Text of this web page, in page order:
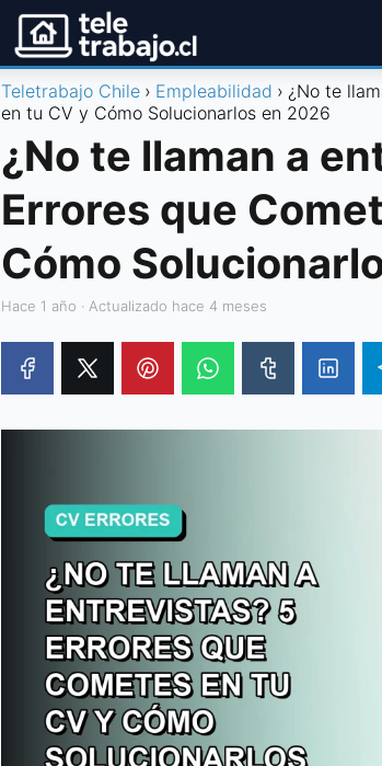
Teletrabajo Chile Empleabilidad
¿No te
en tu CV y Cómo Solucionarlos en 2026
¿No te llaman a
Errores que
Cómo
hace 1 año · Actualizado hace 4 meses